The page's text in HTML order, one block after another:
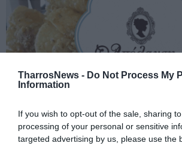
TharrosNews - Do Not Process My
Information
If you wish to opt-out of the sale, sharing
processing of your personal or sensitive
targeted advertising by us, please use the